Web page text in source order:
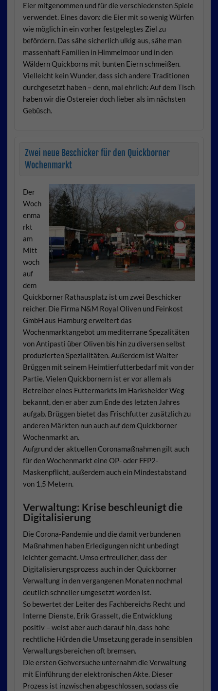
Eier mitgenommen und für die verschiedensten Spiele
verwendet. Eines davon: die Eier mit so wenig Würfen
wie möglich in ein vorher festgelegtes Ziel zu
befördern. Das sähe sicherlich ulkig aus, sähe man
massenhaft Familien in Himmelmoor und in den
Wäldern Quickborns mit bunten Eiern schmeißen.
Vielleicht kein Wunder, dass sich andere Traditionen
durchgesetzt haben – denn, mal ehrlich: Auf dem Tisch
haben wir die Ostereier doch lieber als im nächsten
Gebüsch.
Zwei neue Beschicker für den Quickborner
Wochenmarkt
Der
Woch
enma
rkt
am
Mitt
woch
auf
dem
Quickborner Rathausplatz ist um zwei Beschicker
reicher. Die Firma N&M Royal Oliven und Feinkost
GmbH aus Hamburg erweitert das
Wochenmarktangebot um mediterrane Spezalitäten
von Antipasti über Oliven bis hin zu diversen selbst
produzierten Spezialitäten. Außerdem ist Walter
Brüggen mit seinem Heimtierfutterbedarf mit von der
Partie. Vielen Quickbornern ist er vor allem als
Betreiber eines Futtermarkts im Harksheider Weg
bekannt, den er aber zum Ende des letzten Jahres
aufgab. Brüggen bietet das Frischfutter zusätzlich zu
anderen Märkten nun auch auf dem Quickborner
Wochenmarkt an.
Aufgrund der aktuellen Coronamaßnahmen gilt auch
für den Wochenmarkt eine OP- oder FFP2-
Maskenpflicht, außerdem auch ein Mindestabstand
von 1,5 Metern.
Verwaltung: Krise beschleunigt die
Digitalisierung
Die Corona-Pandemie und die damit verbundenen
Maßnahmen haben Erledigungen nicht unbedingt
leichter gemacht. Umso erfreulicher, dass der
Digitalisierungsprozess auch in der Quickborner
Verwaltung in den vergangenen Monaten nochmal
deutlich schneller umgesetzt worden ist.
So bewertet der Leiter des Fachbereichs Recht und
Interne Dienste, Erik Grasselt, die Entwicklung
positiv – weist aber auch darauf hin, dass hohe
rechtliche Hürden die Umsetzung gerade in sensiblen
Verwaltungsbereichen oft bremsen.
Die ersten Gehversuche unternahm die Verwaltung
mit Einführung der elektronischen Akte. Dieser
Prozess ist inzwischen abgeschlossen, sodass die